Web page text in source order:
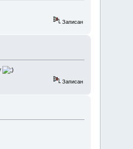
Записан
Записан